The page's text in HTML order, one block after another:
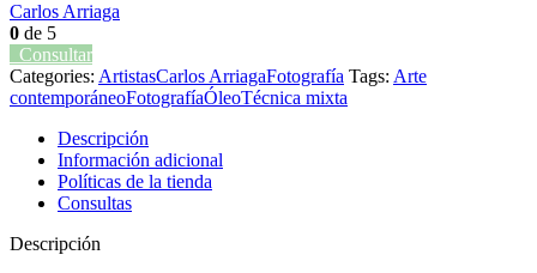
Carlos Arriaga
0 de 5
Consultar
Categories: ArtistasCarlos ArriagaFotografía Tags: Arte
contemporáneoFotografíaÓleoTécnica mixta
Descripción
Información adicional
Políticas de la tienda
Consultas
Descripción